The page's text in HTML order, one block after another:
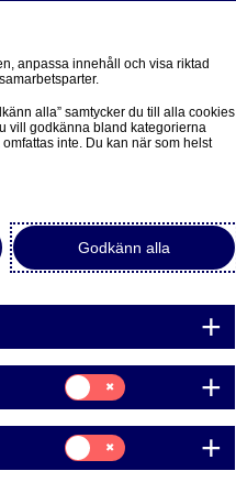
LOGGA IN
i vårt fondutbud
anpassa innehåll och visa riktad
alla” samtycker du till alla cookies
vill godkänna bland kategorierna
inte. Du kan när som helst
Godkänn alla
Samtycke
för:
Statistik
Samtycke
för:
Marknadsföring